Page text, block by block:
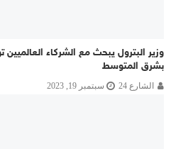
وزير البترول يبحث مع الشركاء العالميين
بشرق المتوسط
الشارع 24 سبتمبر 19, 2023